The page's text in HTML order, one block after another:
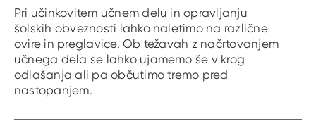
Pri učinkovitem učnem delu in opravljanju
šolskih obveznosti lahko naletimo na različne
ovire in preglavice. Ob težavah z načrtovanjem
učnega dela se lahko ujamemo še v krog
odlašanja ali pa občutimo tremo pred
nastopanjem.